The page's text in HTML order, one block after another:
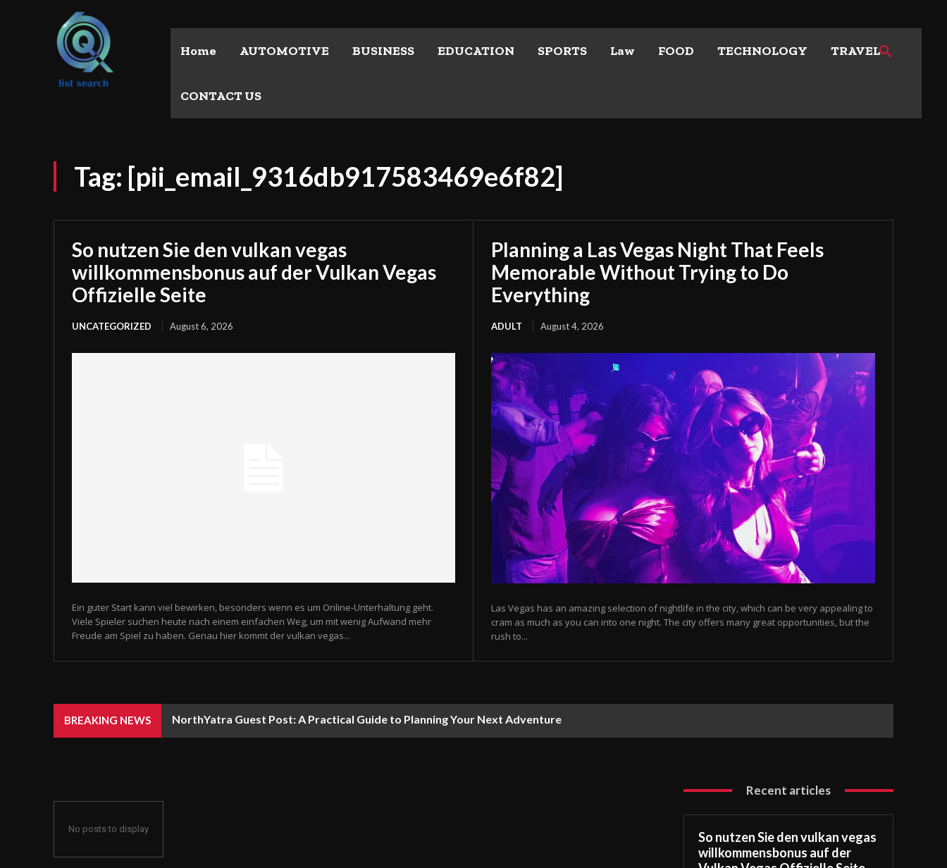
Home AUTOMOTIVE BUSINESS EDUCATION SPORTS Law FOOD TECHNOLOGY TRAVEL
CONTACT US
Tag: [pii_email_9316db917583469e6f82]
So nutzen Sie den vulkan vegas
willkommensbonus auf der Vulkan Vegas
Offizielle Seite
UNCATEGORIZED August 6, 2026
Ein guter Start kann viel bewirken, besonders wenn es um Online-Unterhaltung geht.
Viele Spieler suchen heute nach einem einfachen Weg, um mit wenig Aufwand mehr
Freude am Spiel zu haben. Genau hier kommt der vulkan vegas...
Planning a Las Vegas Night That Feels
Memorable Without Trying to Do
Everything
ADULT August 4, 2026
Las Vegas has an amazing selection of nightlife in the city, which can be very appealing to
cram as much as you can into one night. The city offers many great opportunities, but the
rush to...
BREAKING NEWS NorthYatra Guest Post: A Practical Guide to Planning Your Next Adventure
No posts to display
Recent articles
So nutzen Sie den vulkan vegas
willkommensbonus auf der